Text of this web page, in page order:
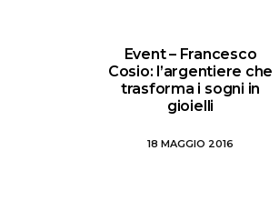
Event – Francesco
Cosio: l’argentiere che
trasforma i sogni in
gioielli
18 MAGGIO 2016